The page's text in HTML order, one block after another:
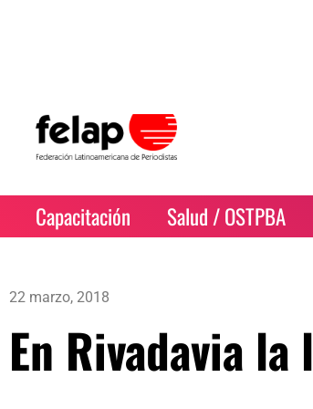
Capacitación Salud / OSTPBA
22 marzo, 2018
En Rivadavia